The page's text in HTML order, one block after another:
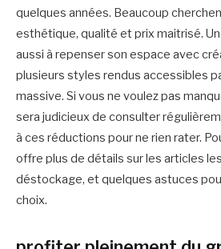
quelques années. Beaucoup
esthétique, qualité et prix maitrisé.
aussi à repenser son espace avec
plusieurs styles rendus accessibles
massive. Si vous ne voulez pas
sera judicieux de consulter
à ces réductions pour ne rien rater.
offre plus de détails sur les articles
déstockage, et quelques astuces
choix.